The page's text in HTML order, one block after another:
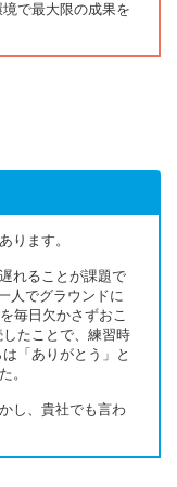
で最大限の成果を
ります。
れることが課題で
人でグラウンドに
毎日欠かさずおこ
たことで、練習時
「ありがとう」と
。
し、貴社でも言わ